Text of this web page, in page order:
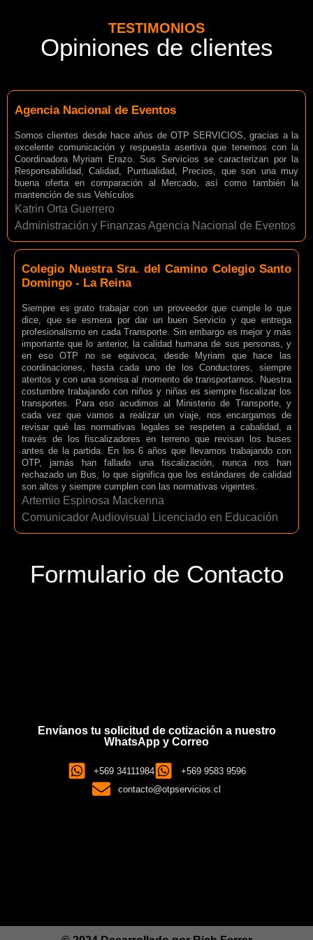
TESTIMONIOS
Opiniones de clientes
Agencia Nacional de Eventos
Somos clientes desde hace años de OTP SERVICIOS, gracias a la
excelente comunicación y respuesta asertiva que tenemos con la
Coordinadora Myriam Erazo. Sus Servicios se caracterizan por la
Responsabilidad, Calidad, Puntualidad, Precios, que son una muy
buena oferta en comparación al Mercado, así como también la
mantención de sus Vehículos
Katrin Orta Guerrero
Administración y Finanzas Agencia Nacional de Eventos
Colegio Nuestra Sra. del Camino Colegio Santo
Domingo - La Reina
Siempre es grato trabajar con un proveedor que cumple lo que
dice, que se esmera por dar un buen Servicio y que entrega
profesionalismo en cada Transporte. Sin embargo es mejor y más
importante que lo anterior, la calidad humana de sus personas, y
en eso OTP no se equivoca, desde Myriam que hace las
coordinaciones, hasta cada uno de los Conductores, siempre
atentos y con una sonrisa al momento de transportarnos. Nuestra
costumbre trabajando con niños y niñas es siempre fiscalizar los
transportes. Para eso acudimos al Ministerio de Transporte, y
cada vez que vamos a realizar un viaje, nos encargamos de
revisar qué las normativas legales se respeten a cabalidad, a
través de los fiscalizadores en terreno que revisan los buses
antes de la partida. En los 6 años que llevamos trabajando con
OTP, jamás han fallado una fiscalización, nunca nos han
rechazado un Bus, lo que significa que los estándares de calidad
son altos y siempre cumplen con las normativas vigentes.
Artemio Espinosa Mackenna
Comunicador Audiovisual Licenciado en Educación
Formulario de Contacto
Envíanos tu solicitud de cotización a nuestro
WhatsApp y Correo
+569 34111984
+569 9583 9596
contacto@otpservicios.cl